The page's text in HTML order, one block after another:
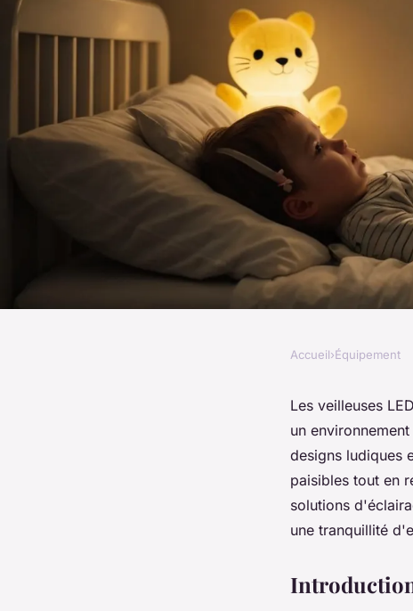
Les veilleuses led :
pour vos enfants
Accueil›Équipement
Les veilleuses
un
designs ludiques
paisibles tout en
solutions
une tranquillité